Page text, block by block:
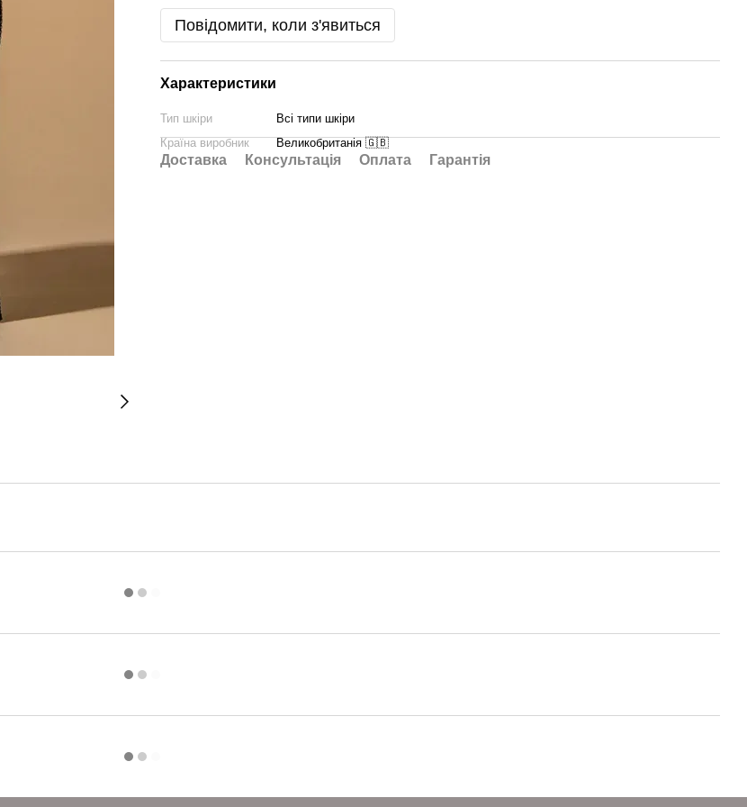
Повідомити, коли з'явиться
Характеристики
Тип шкіри
Всі типи шкіри
Країна виробник
Великобританія 🇬🇧
Доставка Консультація Оплата Гарантія